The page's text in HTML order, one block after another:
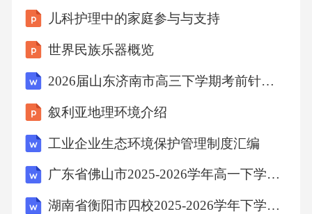
儿科护理中的家庭参与与支持
世界民族乐器概览
2026届山东济南市高三下学期考前针对性训练化学试题
叙利亚地理环境介绍
工业企业生态环境保护管理制度汇编
广东省佛山市2025-2026学年高一下学期期末考试数学试卷
湖南省衡阳市四校2025-2026学年下学期期末检测 七年级地理试卷（含答案）